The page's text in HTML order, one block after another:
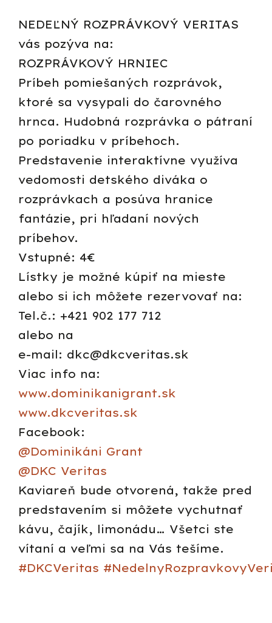
NEDEĽNÝ ROZPRÁVKOVÝ VERITAS
vás pozýva na:
ROZPRÁVKOVÝ HRNIEC
Príbeh pomiešaných rozprávok,
ktoré sa vysypali do čarovného
hrnca. Hudobná rozprávka o pátraní
po poriadku v príbehoch.
Predstavenie interaktívne využíva
vedomosti detského diváka o
rozprávkach a posúva hranice
fantázie, pri hľadaní nových
príbehov.
Vstupné: 4€
Lístky je možné kúpiť na mieste
alebo si ich môžete rezervovať na:
Tel.č.: +421 902 177 712
alebo na
e-mail: dkc@dkcveritas.sk
Viac info na:
www.dominikanigrant.sk
www.dkcveritas.sk
Facebook:
@Dominikáni Grant
@DKC Veritas
Kaviareň bude otvorená, takže pred
predstavením si môžete vychutnať
kávu, čajík, limonádu… Všetci ste
vítaní a veľmi sa na Vás tešíme.
#DKCVeritas